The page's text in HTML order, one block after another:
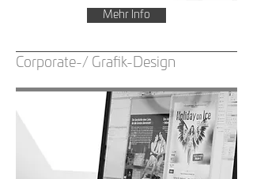
Mehr Info
Corporate-/ Grafik-Design